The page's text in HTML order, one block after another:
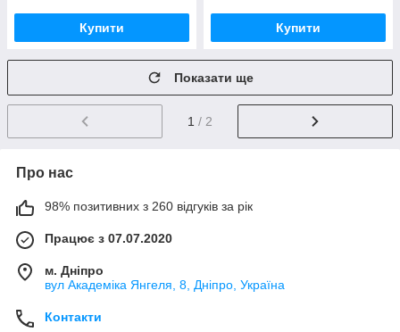
Купити Купити
Показати ще
1 / 2
Про нас
98% позитивних з 260 відгуків за рік
Працює з 07.07.2020
м. Дніпро
вул Академіка Янгеля, 8, Дніпро, Україна
Контакти